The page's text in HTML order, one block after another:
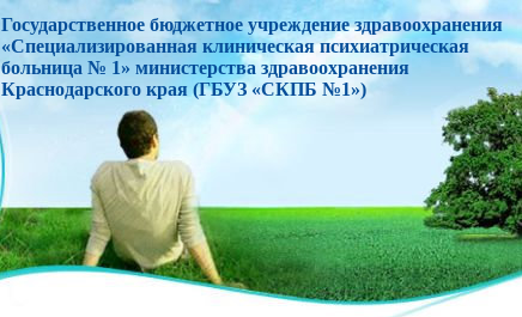
Государственное бюджетное учреждение здравоохранения
«Специализированная клиническая психиатрическая
больница № 1» министерства здравоохранения
Краснодарского края(ГБУЗ «СКПБ №1»)